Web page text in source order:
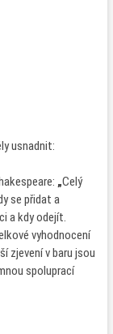
usnadnit:
„Celý
se přidat a
a kdy odejít.
vyhodnocení
zjevení v baru jsou
spoluprací